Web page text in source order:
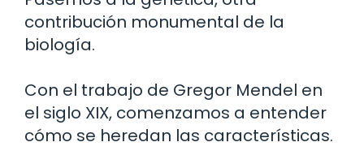
contribución monumental de la
biología.
Con el trabajo de Gregor Mendel en
el siglo XIX, comenzamos a entender
cómo se heredan las características.